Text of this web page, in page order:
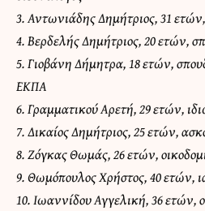
3. Αντωνιάδης Δημήτριος, 31
4. Βερδελής Δημήτριος, 20 ετών,
5. Γιοβάνη Δήμητρα, 18 ετών,
ΕΚΠΑ
6. Γραμματικού Αρετή, 29 ετών,
7. Δικαίος Δημήτριος, 25 ετών,
8. Ζόγκας Θωμάς, 26 ετών,
9. Θωμόπουλος Χρήστος, 40 ετών,
10. Ιωαννίδου Αγγελική, 36 ετών,